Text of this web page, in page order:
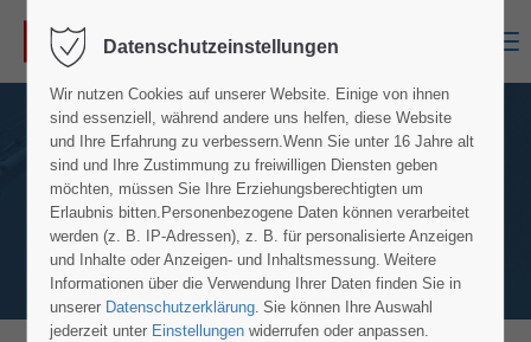
Datenschutzeinstellungen
Wir nutzen Cookies auf unserer Website. Einige von ihnen
sind essenziell, während andere uns helfen, diese Website
und Ihre Erfahrung zu verbessern.Wenn Sie unter 16 Jahre alt
sind und Ihre Zustimmung zu freiwilligen Diensten geben
möchten, müssen Sie Ihre Erziehungsberechtigten um
Erlaubnis bitten. Personenbezogene Daten können verarbeitet
werden (z. B. IP-Adressen), z. B. für personalisierte Anzeigen
und Inhalte oder Anzeigen- und Inhaltsmessung. Weitere
Informationen über die Verwendung Ihrer Daten finden Sie in
unserer Datenschutzerklärung. Sie können Ihre Auswahl
jederzeit unter Einstellungen widerrufen oder anpassen.